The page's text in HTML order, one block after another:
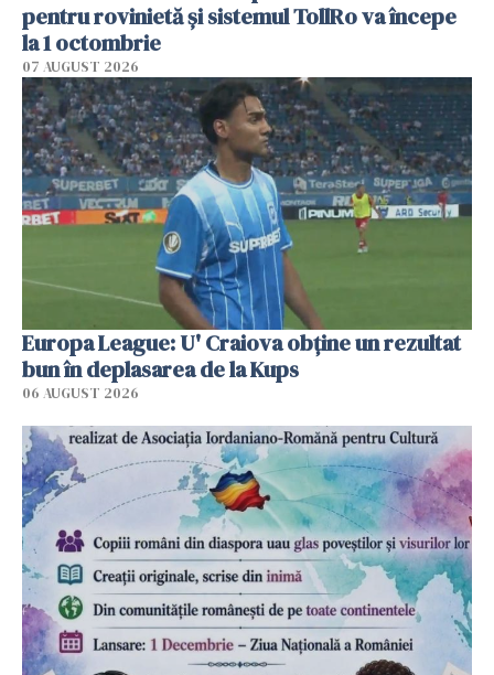
pentru rovinietă şi sistemul TollRo va începe
la 1 octombrie
07 AUGUST 2026
Europa League: U' Craiova obține un rezultat
bun în deplasarea de la Kups
06 AUGUST 2026